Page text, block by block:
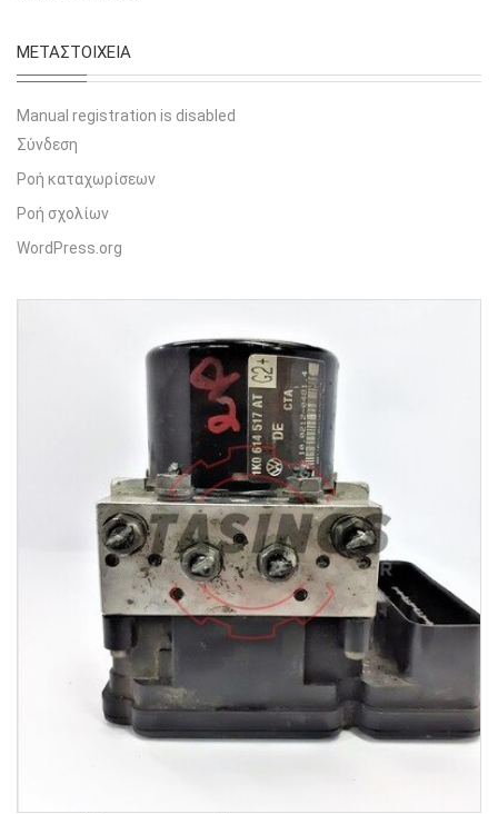
ΜΕΤΑΣΤΟΙΧΕΊΑ
Manual registration is disabled
Σύνδεση
Ροή καταχωρίσεων
Ροή σχολίων
WordPress.org